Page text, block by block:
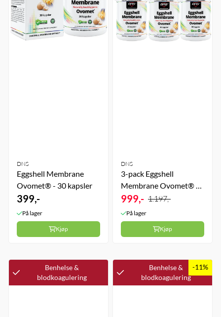
DNS
Eggshell Membrane
Ovomet® - 30 kapsler
399,-
På lager
Kjøp
DNS
3-pack Eggshell
Membrane Ovomet® -
3 x 30 kapsler
999,- 1.197,-
På lager
Kjøp
Benhelse &
blodkoagulering
Benhelse &
blodkoagulering
-11%